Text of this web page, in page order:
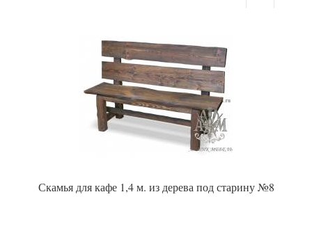
Скамья для кафе 1,4 м. из дерева под старину №8